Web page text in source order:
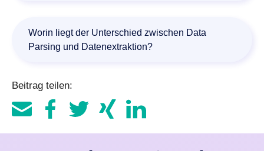
Rechnung: Der Parser liest aus einer PDF-Rechnung
automatisch Rechnungsnummer, Betrag und
Fälligkeitsdatum aus und überträgt die Daten ins ECM-
Worin liegt der Unterschied zwischen Data
Parsing und Datenextraktion?
Rechnungsnummer, Betrag) aus. Data Parsing umfasst
darüber hinaus die Strukturierung, Transformation und
Validierung, damit Daten systematisch weiterverarbeitet
Beitrag teilen: